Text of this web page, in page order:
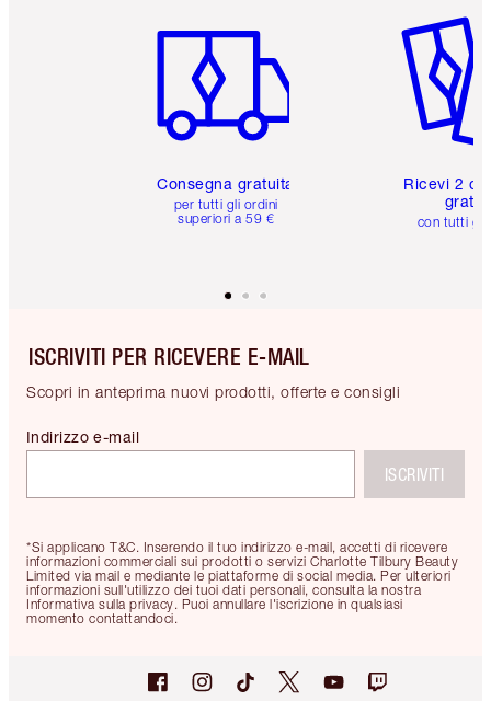
Consegna gratuita
per tutti gli ordini
superiori a 59 €
Ricevi 2
con tutti gli
ISCRIVITI PER RICEVERE E-MAIL
Scopri in anteprima nuovi prodotti, offerte e consigli
*Si applicano T&C. Inserendo il tuo indirizzo e-mail, accetti di ricevere
informazioni commerciali sui prodotti o servizi Charlotte Tilbury Beauty
Limited via mail e mediante le piattaforme di social media. Per ulteriori
informazioni sull'utilizzo dei tuoi dati personali, consulta la nostra
Informativa sulla privacy. Puoi annullare l'iscrizione in qualsiasi
momento contattandoci.
Indirizzo e-mail
ISCRIVITI